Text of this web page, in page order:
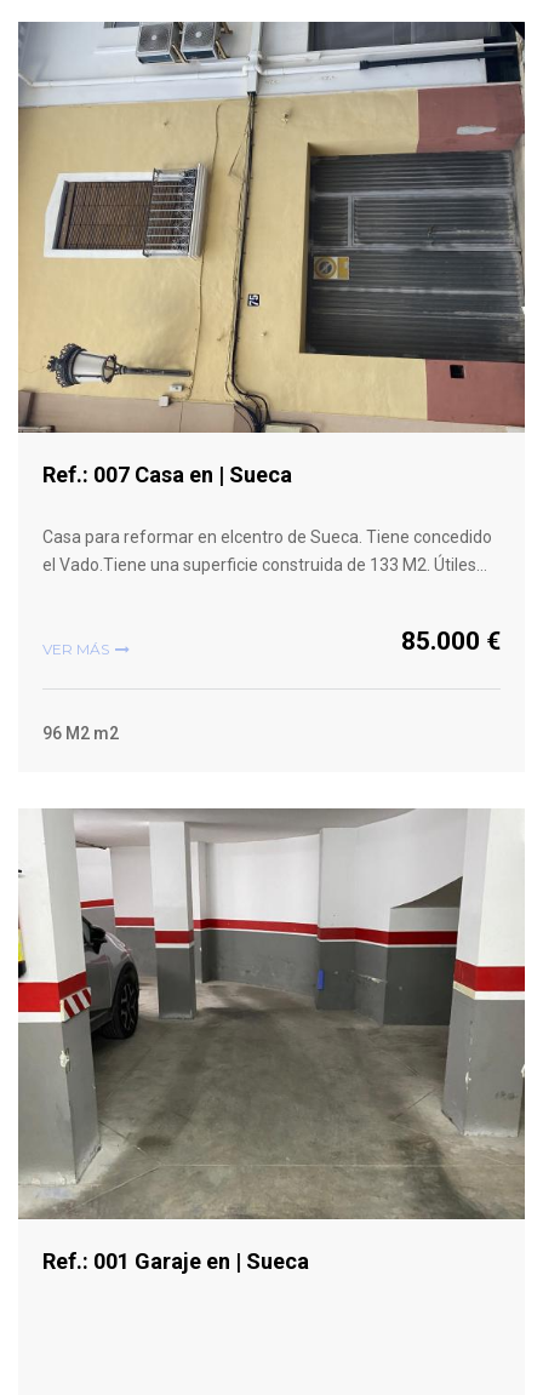
Ref.: 007 Casa en | Sueca
Casa para reformar en elcentro de Sueca. Tiene concedido
el Vado.Tiene una superficie construida de 133 M2. Útiles…
VER MÁS 85.000 €
96 M2 m2
Ref.: 001 Garaje en | Sueca